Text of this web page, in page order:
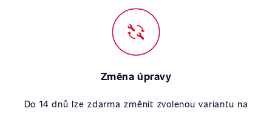
Změna úpravy
Do 14 dnů lze zdarma změnit zvolenou variantu na